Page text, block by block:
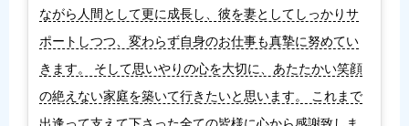
ながら人間として更に成長し、彼を妻としてしっかりサ
ポートしつつ、変わらず自身のお仕事も真摯に努めてい
きます。 そして思いやりの心を大切に、あたたかい笑顔
の絶えない家庭を築いて行きたいと思います。 これまで